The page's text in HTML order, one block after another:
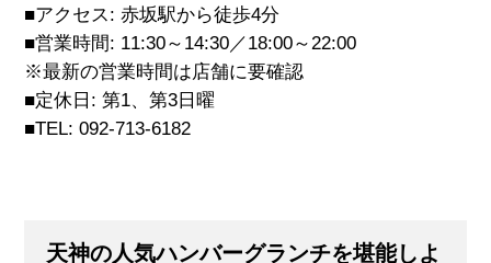
■アクセス:赤坂駅から徒歩4分
■営業時間: 11:30～14:30／18:00～22:00
※最新の営業時間は店舗に要確認
■定休日: 第1、第3日曜
■TEL: 092-713-6182
天神の人気ハンバーグランチを堪能しよ